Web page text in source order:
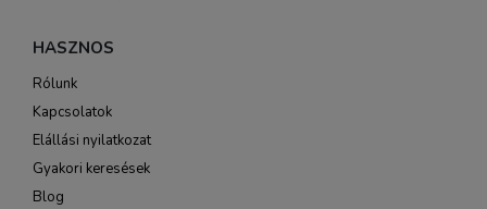
HASZNOS
Rólunk
Kapcsolatok
Elállási nyilatkozat
Gyakori keresések
Blog